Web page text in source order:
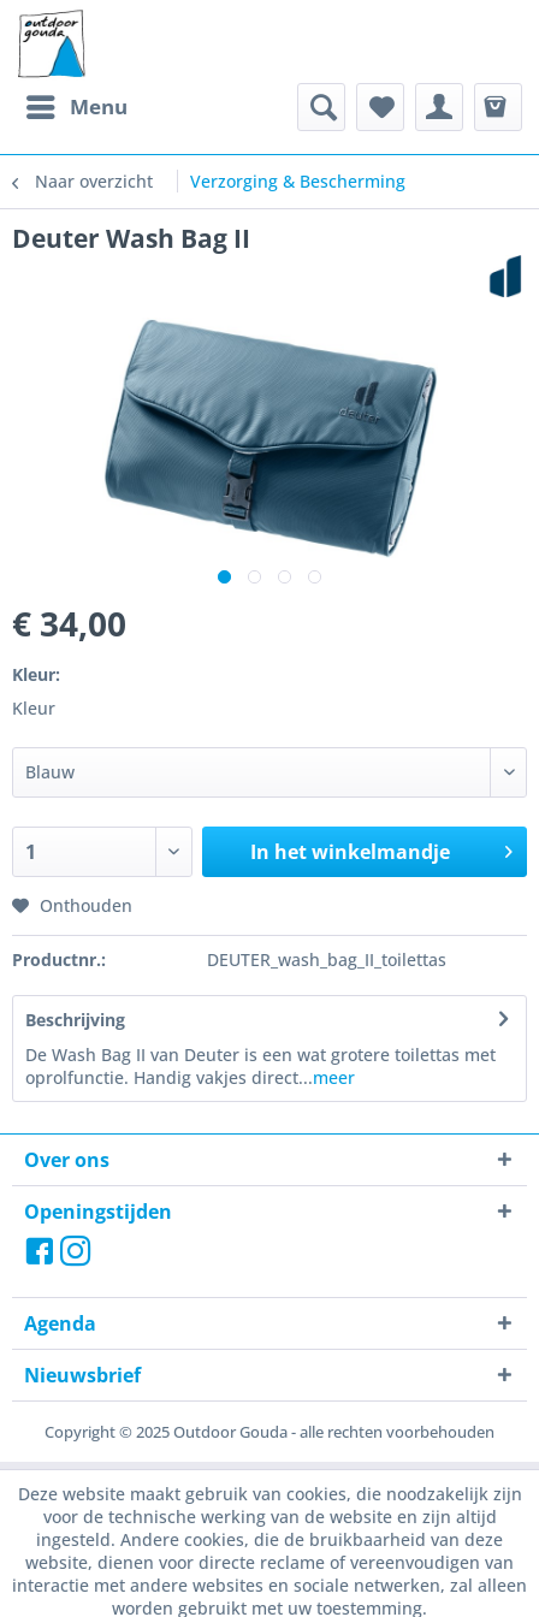
Menu
Naar overzicht Verzorging & Bescherming
Deuter Wash Bag II
€ 34,00
Kleur:
Kleur
In het winkelmandje
Onthouden
Productnr.: DEUTER_wash_bag_II_toilettas
Beschrijving
De Wash Bag II van Deuter is een wat grotere toilettas met
oprolfunctie. Handig vakjes direct...meer
Over ons
Openingstijden
Agenda
Nieuwsbrief
Copyright © 2025 Outdoor Gouda - alle rechten voorbehouden
Deze website maakt gebruik van cookies, die noodzakelijk zijn
voor de technische werking van de website en zijn altijd
ingesteld. Andere cookies, die de bruikbaarheid van deze
website, dienen voor directe reclame of vereenvoudigen van
interactie met andere websites en sociale netwerken, zal alleen
worden gebruikt met uw toestemming.